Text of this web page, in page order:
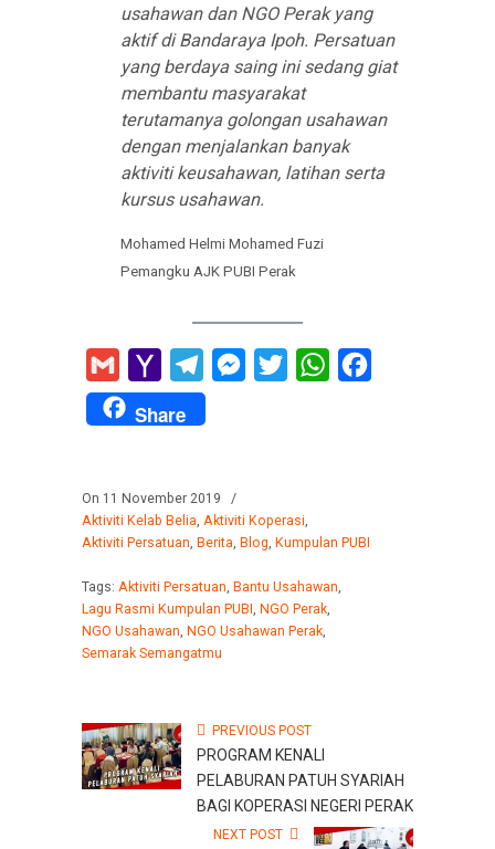
usahawan dan NGO Perak yang
aktif di Bandaraya Ipoh. Persatuan
yang berdaya saing ini sedang giat
membantu masyarakat
terutamanya golongan usahawan
dengan menjalankan banyak
aktiviti keusahawan, latihan serta
kursus usahawan.
Mohamed Helmi Mohamed Fuzi
Pemangku AJK PUBI Perak
Gmail
Yahoo
Mail
TelegramMessenger
Twitter WhatsApp
Share
On 11 November 2019
/
Aktiviti Kelab Belia, Aktiviti Koperasi,
Aktiviti Persatuan, Berita, Blog, Kumpulan PUBI
Tags: Aktiviti Persatuan, Bantu Usahawan,
Lagu Rasmi Kumpulan PUBI , NGO Perak,
NGO Usahawan, NGO Usahawan Perak,
Semarak Semangatmu
PREVIOUS POST
PROGRAM KENALI
PELABURAN PATUH SYARIAH
BAGI KOPERASI NEGERI PERAK
NEXT POST